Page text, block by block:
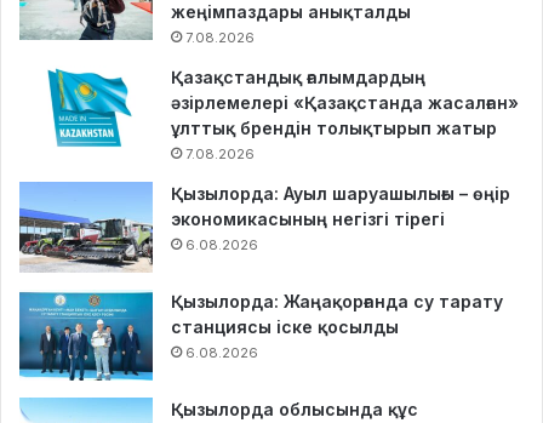
жеңімпаздары анықталды
7.08.2026
Қазақстандық ғалымдардың
әзірлемелері «Қазақстанда жасалған»
ұлттық брендін толықтырып жатыр
7.08.2026
Қызылорда: Ауыл шаруашылығы – өңір
экономикасының негізгі тірегі
6.08.2026
Қызылорда: Жаңақорғанда су тарату
станциясы іске қосылды
6.08.2026
Қызылорда облысында құс